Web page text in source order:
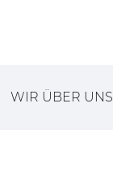
WIR ÜBER UNS